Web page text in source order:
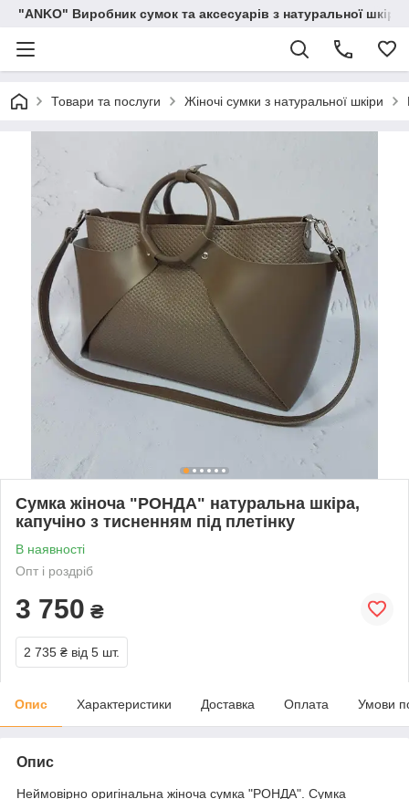
"ANKO" Виробник сумок та аксесуарів з натуральної шкіри.
Товари та послуги Жіночі сумки з натуральної шкіри
Сумка жіноча "РОНДА" натуральна шкіра,
капучіно з тисненням під плетінку
В наявності
Опт і роздріб
3 750 ₴
2 735 ₴ від 5 шт.
Опис Характеристики Доставка Оплата Умови
Опис
Неймовірно оригінальна жіноча сумка "РОНДА". Сумка